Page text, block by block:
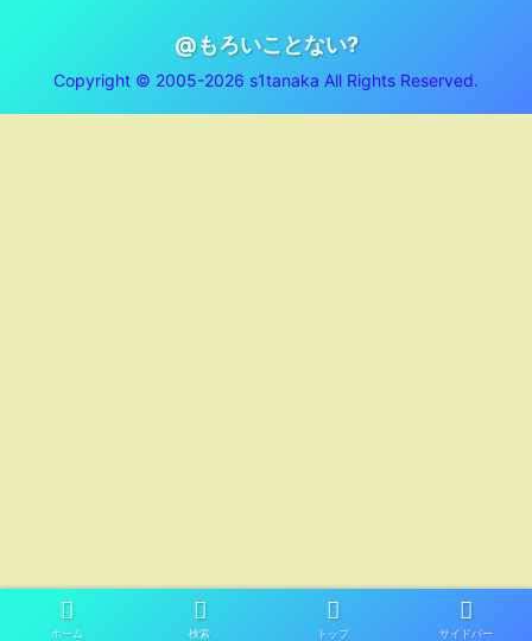
@もろいことない?
Copyright © 2005-2026 s1tanaka All Rights Reserved.
ホーム 検索 トップ サイドバー